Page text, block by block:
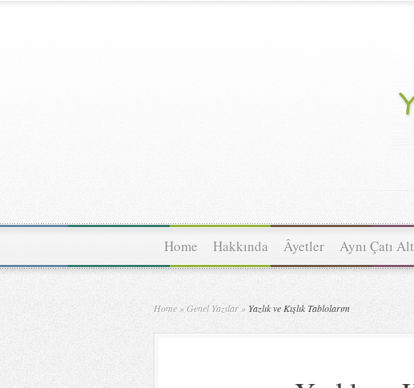
Home Hakkında Âyetler Aynı Çatı
Home »Genel Yazılar » Yazlık ve Kışlık Tablolarım